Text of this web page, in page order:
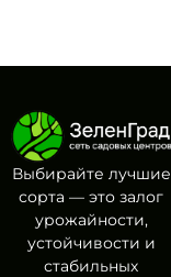
Выбирайте лучшие
сорта — это залог
урожайности,
устойчивости и
стабильных